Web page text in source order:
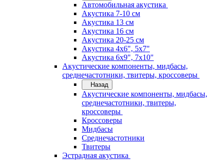
Автомобильная акустика
Акустика 7-10 см
Акустика 13 см
Акустика 16 см
Акустика 20-25 см
Акустика 4х6", 5х7"
Акустика 6х9", 7х10"
Акустические компоненты, мидбасы,
среднечастотники, твитеры, кроссоверы
Назад
Акустические компоненты, мидбасы,
среднечастотники, твитеры,
кроссоверы
Кроссоверы
Мидбасы
Среднечастотники
Твитеры
Эстрадная акустика